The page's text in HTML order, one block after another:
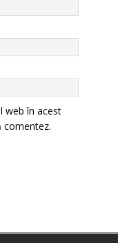
web în acest
comentez.